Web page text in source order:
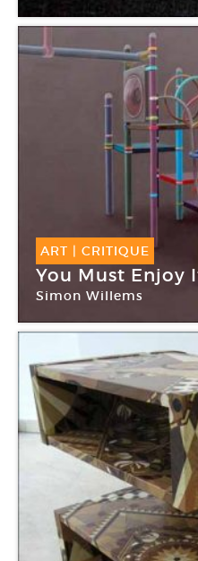
ART | CRITIQUE
You Must Enjoy
Simon Willems